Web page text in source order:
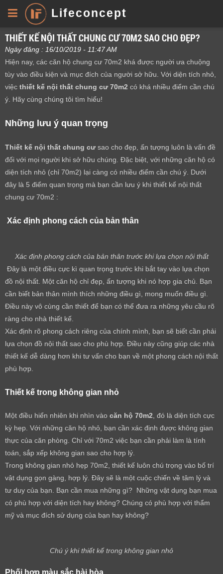
Lifeconcept
THIẾT KẾ NỘI THẤT CHUNG CƯ 70M2 SAO CHO ĐẸP?
Ngày đăng : 16/10/2019 - 11:47 AM
Hiện nay, các căn hộ chung cư 70m2 khá được người ưa chuộng
tùy vào điều kiện và mục đích của người sở hữu. Với diện tích nhỏ,
việc thiết kế nội thất chung cư 70m2 có khá nhiều điểm cần chú
ý. Hãy cùng chúng tôi tìm hiểu!
Những lưu ý quan trọng
Thiết kế nội thất chung cư sao cho đẹp, ấn tượng luôn là vấn đề
đối với mọi người khi sở hữu chúng. Đặc biệt, với những căn hộ có
diện tích nhỏ (chỉ 70m2) lại càng có nhiều điểm cần chú ý. Dưới
đây là 5 điểm quan trọng mà bạn cần lưu ý khi thiết kế nội thất
chung cư 70m2 :
Xác định phong cách của bản thân
Xác định phong cách của bản thân trước khi lựa chọn nội thất
Đây là một điều cực kì quan trọng trước khi bắt tay vào lựa chọn
đồ nội thất. Một căn hộ chỉ đẹp, ấn tượng khi nó hợp gia chủ. Bạn
cần biết bản thân mình thích những điều gì, mong muốn điều gì.
Điều này vô cùng cần thiết để bạn có thể đưa ra những yêu cầu rõ
ràng cho nhà thiết kế.
Xác định rõ phong cách riêng của chính mình, bạn sẽ biết cần phải
lựa chọn đồ nội thất sao cho phù hợp. Điều này cũng giúp các nhà
thiết kế dễ dàng hơn khi tư vấn cho bạn về một phong cách nội thất
phù hợp.
Thiết kế trong không gian nhỏ
Một điều hiển nhiên khi nhìn vào căn hộ 70m2 , đó là diện tích cực
kỳ hẹp. Với những căn hộ nhỏ, bạn cần xác định được không gian
thực của căn phòng. Chỉ với 70m2 việc bạn cần phải làm là tính
toán, sắp xếp không gian sao cho hợp lý.
Trong không gian nhỏ hẹp 70m2, thiết kế luôn chú trọng vào bố trí
vật dụng gọn gàng, hợp lý. Đây sẽ là một cuộc chiến về tâm lý và
tư duy của bạn. Bạn cần mua những gì? Những vật dụng bạn mua
có phù hợp với diện tích hay không? Chúng có phù hợp với thẩm
mỹ và mục đích sử dụng của bạn hay không?
Chú ý khi thiết kế trong không gian nhỏ
Phối hợp màu sắc hài hòa